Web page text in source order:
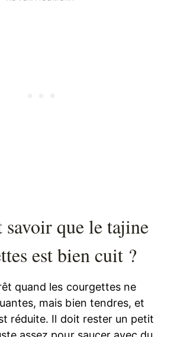
savoir que le tajine
est bien cuit ?
quand les courgettes ne
mais bien tendres, et
réduite. Il doit rester un petit